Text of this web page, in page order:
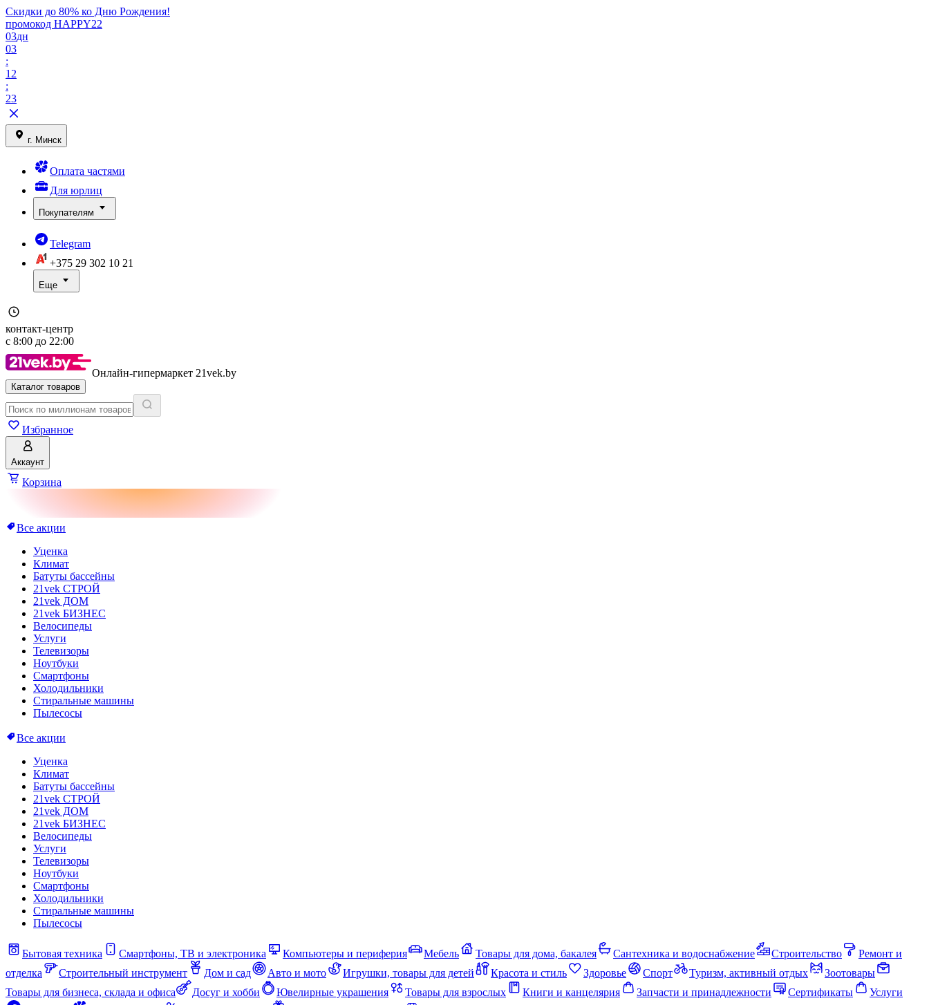
Скидки до 80% ко Дню Рождения!
промокод HAPPY22
03дн
03
:
12
:
23
г. Минск
Оплата частями
Для юрлиц
Покупателям
Telegram
+375 29 302 10 21
Еще
контакт-центр
с 8:00 до 22:00
Онлайн-гипермаркет 21vek.by
Каталог товаров
Избранное
Аккаунт
Корзина
Все акции
Уценка
Климат
Батуты бассейны
21vek СТРОЙ
21vek ДОМ
21vek БИЗНЕС
Велосипеды
Услуги
Телевизоры
Ноутбуки
Смартфоны
Холодильники
Стиральные машины
Пылесосы
Все акции
Уценка
Климат
Батуты бассейны
21vek СТРОЙ
21vek ДОМ
21vek БИЗНЕС
Велосипеды
Услуги
Телевизоры
Ноутбуки
Смартфоны
Холодильники
Стиральные машины
Пылесосы
Бытовая техника Смартфоны, ТВ и электроника Компьютеры и периферия Мебель Товары для дома, бакалея Сантехника и водоснабжение Строительство
Ремонт и
отделка
Строительный инструмент Дом и сад Авто и мото Игрушки, товары для детей Красота и стиль Здоровье Спорт Туризм, активный отдых
Зоотовары
Товары для бизнеса, склада и офиса
Досуг и хобби Ювелирные украшения Товары для взрослых Книги и канцелярия Запчасти и принадлежности Сертификаты
Услуги